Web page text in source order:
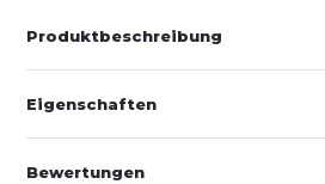
Produktbeschreibung
Eigenschaften
Bewertungen